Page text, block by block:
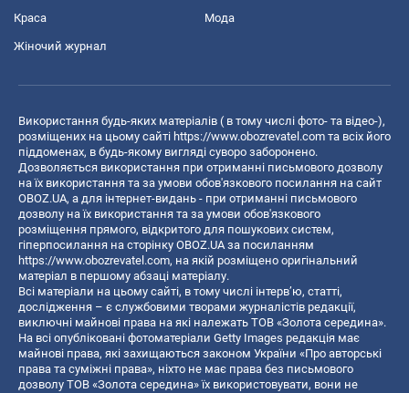
Краса Мода
Жіночий журнал
Використання будь-яких матеріалів ( в тому числі фото- та відео-),
розміщених на цьому сайті https://www.obozrevatel.com та всіх його
піддоменах, в будь-якому вигляді суворо заборонено.
Дозволяється використання при отриманні письмового дозволу
на їх використання та за умови обов'язкового посилання на сайт
OBOZ.UA, а для інтернет-видань - при отриманні письмового
дозволу на їх використання та за умови обов'язкового
розміщення прямого, відкритого для пошукових систем,
гіперпосилання на сторінку OBOZ.UA за посиланням
https://www.obozrevatel.com, на якій розміщено оригінальний
матеріал в першому абзаці матеріалу.
Всі матеріали на цьому сайті, в тому числі інтерв’ю, статті,
дослідження – є службовими творами журналістів редакції,
виключні майнові права на які належать ТОВ «Золота середина».
На всі опубліковані фотоматеріали Getty Images редакція має
майнові права, які захищаються законом України «Про авторські
права та суміжні права», ніхто не має права без письмового
дозволу ТОВ «Золота середина» їх використовувати, вони не